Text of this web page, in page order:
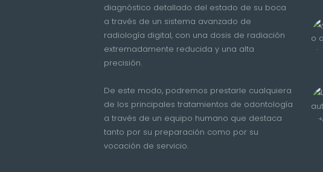
diagnóstico detallado del estado de su boca
a través de un sistema avanzado de
radiología digital, con una dosis de radiación
extremadamente reducida y una alta
precisión.
De este modo, podremos prestarle cualquiera
de los principales tratamientos de odontología
a través de un equipo humano que destaca
tanto por su preparación como por su
vocación de servicio.